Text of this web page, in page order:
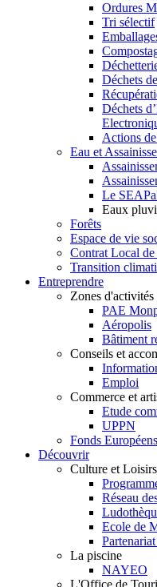
Ordures
Tri sélectif
Déchets
Déchets
Actions
Eau et
Le
Eaux
Forêts
Espace de vie
Contrat Local de
Transition
Entreprendre
Zones d'activités
PAE
Aéropolis
Bâtiment
Conseils et
Emploi
Commerce et
Etude
UPPN
Fonds Européens
Découvrir
Culture et Loisirs
Réseau
Ecole de
La piscine
NAYEO
L'Office de